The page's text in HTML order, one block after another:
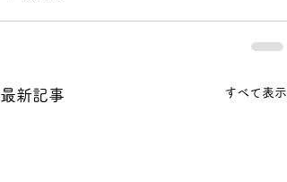
最新記事 すべて表示